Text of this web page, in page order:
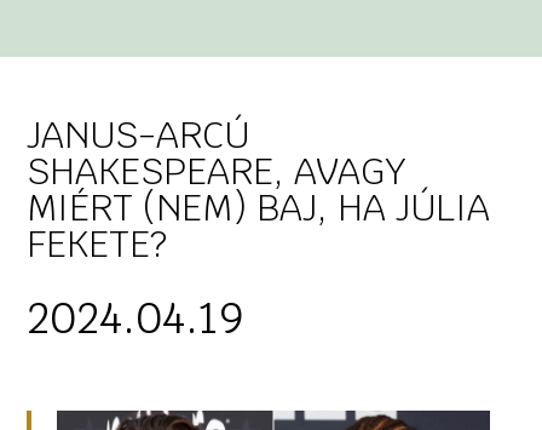
JANUS-ARCÚ
SHAKESPEARE, AVAGY
MIÉRT (NEM) BAJ, HA JÚLIA
FEKETE?
2024.04.19